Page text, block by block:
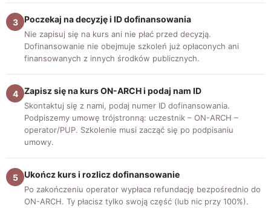
3 Poczekaj na decyzję i ID dofinansowania
Nie zapisuj się na kurs ani nie płać przed decyzją.
Dofinansowanie nie obejmuje szkoleń już opłaconych ani
finansowanych z innych środków publicznych.
4 Zapisz się na kurs ON-ARCH i podaj nam ID
Skontaktuj się z nami, podaj numer ID dofinansowania.
Podpiszemy umowę trójstronną: uczestnik – ON-ARCH –
operator/PUP. Szkolenie musi zacząć się po podpisaniu
umowy.
5 Ukończ kurs i rozlicz dofinansowanie
Po zakończeniu operator wypłaca refundację bezpośrednio do
ON-ARCH. Ty płacisz tylko swoją część (lub nic przy 100%).